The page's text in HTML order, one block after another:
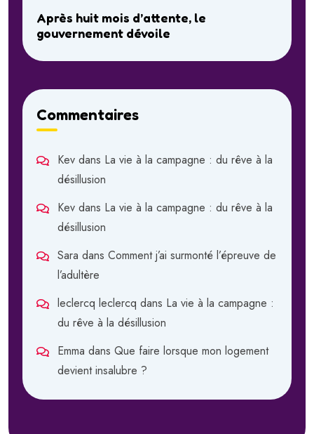
Après huit mois d’attente, le
gouvernement dévoile
Commentaires
Kev dans La vie à la campagne : du rêve à la
désillusion
Kev dans La vie à la campagne : du rêve à la
désillusion
Sara dans Comment j’ai surmonté l’épreuve de
l’adultère
leclercq leclercq dans La vie à la campagne :
du rêve à la désillusion
Emma dans Que faire lorsque mon logement
devient insalubre ?